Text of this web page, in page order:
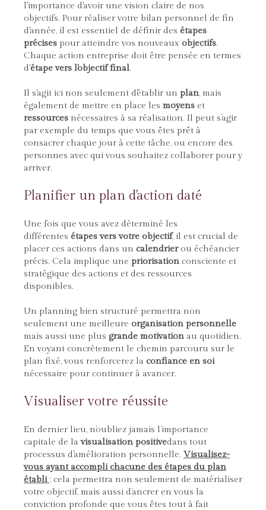
l'importance d'avoir une vision claire de nos
objectifs. Pour réaliser votre bilan personnel de fin
d'année, il est essentiel de définir des étapes
précises pour atteindre vos nouveaux objectifs.
Chaque action entreprise doit être pensée en termes
d'étape vers l'objectif final.
Il s'agit ici non seulement d'établir un plan, mais
également de mettre en place les moyens et
ressources nécessaires à sa réalisation. Il peut s’agir
par exemple du temps que vous êtes prêt à
consacrer chaque jour à cette tâche, ou encore des
personnes avec qui vous souhaitez collaborer pour y
arriver.
Planifier un plan d'action daté
Une fois que vous avez déterminé les
différentes étapes vers votre objectif, il est crucial de
placer ces actions dans un calendrierou échéancier
précis. Cela implique une priorisation consciente et
stratégique des actions et des ressources
disponibles.
Un planning bien structuré permettra non
seulement une meilleure organisation personnelle
mais aussi une plus grande motivation au quotidien.
En voyant concrètement le chemin parcouru sur le
plan fixé, vous renforcerez la confiance en soi
nécessaire pour continuer à avancer.
Visualiser votre réussite
En dernier lieu, n’oubliez jamais l’importance
capitale de lavisualisation positivedans tout
processus d'amélioration personnelle. Visualisez-
vous ayant accompli chacune des étapes du plan
établi : cela permettra non seulement de matérialiser
votre objectif, mais aussi d’ancrer en vous la
conviction profonde que vous êtes tout à fait